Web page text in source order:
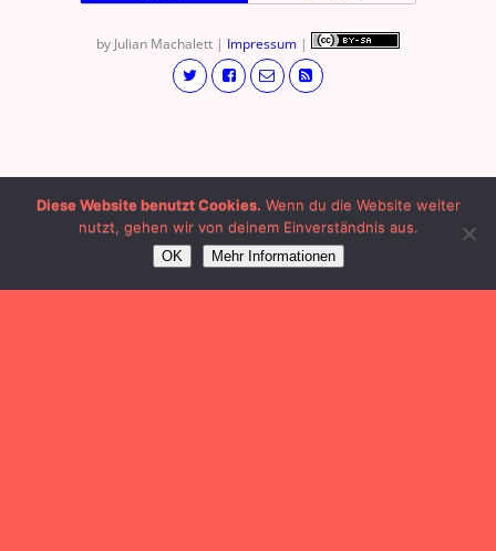
by Julian Machalett | Impressum |
Diese Website benutzt Cookies. Wenn du die Website weiter
nutzt, gehen wir von deinem Einverständnis aus.
OK Mehr Informationen